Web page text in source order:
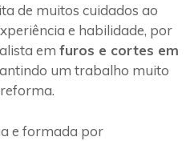
de muitos cuidados ao
e habilidade, por
em furos e cortes em
um trabalho muito
e formada por